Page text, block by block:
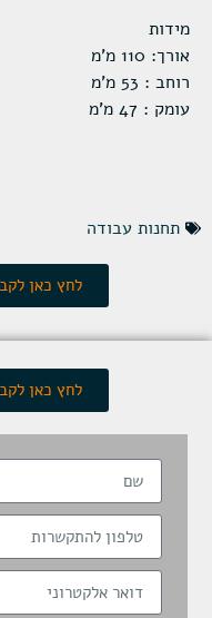
מידות
אורך: 110 מ'מ
רוחב : 53 מ'מ
עומק : 47 מ'מ
תחנות עבודה
לחץ כאן
לחץ כאן